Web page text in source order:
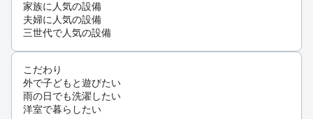
家族に人気の設備
夫婦に人気の設備
三世代で人気の設備
こだわり
外で子どもと遊びたい
雨の日でも洗濯したい
洋室で暮らしたい